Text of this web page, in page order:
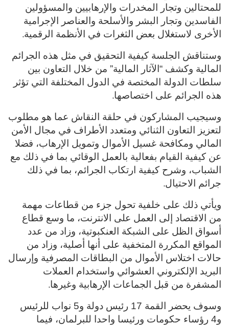
للمحتالين وتجار المخدرات والإرهابيين والمسؤولين
الفاسدين وتجار البشر والأسلحة والعناصر الإجرامية
الأخرى لاستغلال بعض الثغرات في الأنظمة الرقمية.
وستناقش الجلسة كيفية التحقيق في مثل هذه الجرائم
المالية وكشف “الآثار المالية” من خلال التعاون بين
سلطات الدولة المختصة في الدول المختلفة التي تؤثر
هذه الجرائم على اختصاصها.
وسيجيب المشاركون في حلقة النقاش عما هو مطلوب
لتعزيز التعاون الثنائي ومتعدد الأطراف في مجال الأمن
المالي ومكافحة غسيل الأموال وتمويل الإرهاب، فضلا
عن كيفية القيام بفعالية بالعمل الوقائي بما في ذلك مع
الشباب، وشرح كيفية ارتكاب الجرائم، بما في ذلك
جرائم الاحتيال.
ويأتي ذلك على خلفية تحول جزء من قطاعات مهمة
من الاقتصاد إلى العمل على الانترنت، ما وسع قطاع
أسواق الظل على الشبكة العنكبوتية، وزاد من عدد
المواقع المكررة المتخفية على أنها أصلية، وزاد من
حالات اختلاس الأموال من البطاقات المصرفية وإرسال
البريد الإلكتروني العشوائي واستخدام العملات
المشفرة من قبل الجماعات الإرهابية وغيرها.
وسوف يحضر القمة 17 رئيس دولة و5 نواب للرئيس
و4 رؤساء حكومات ورئيسا واحدا للبرلمان، فيما